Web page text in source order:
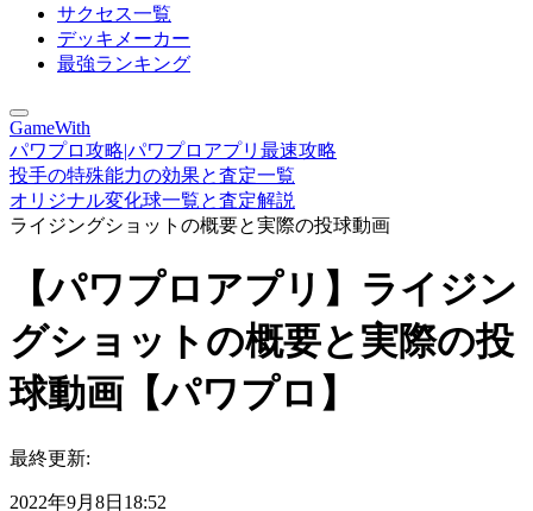
サクセス一覧
デッキメーカー
最強ランキング
GameWith
パワプロ攻略|パワプロアプリ最速攻略
投手の特殊能力の効果と査定一覧
オリジナル変化球一覧と査定解説
ライジングショットの概要と実際の投球動画
【パワプロアプリ】ライジン
グショットの概要と実際の投
球動画【パワプロ】
最終更新:
2022年9月8日18:52